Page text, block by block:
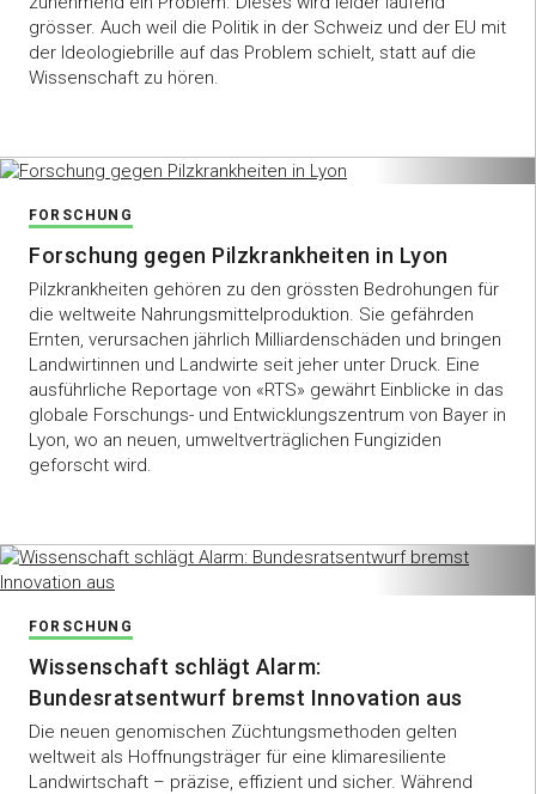
grösser. Auch weil die Politik in der Schweiz und der EU mit
der Ideologiebrille auf das Problem schielt, statt auf die
Wissenschaft zu hören.
FORSCHUNG
Forschung gegen Pilzkrankheiten in Lyon
Pilzkrankheiten gehören zu den grössten Bedrohungen für
die weltweite Nahrungsmittelproduktion. Sie gefährden
Ernten, verursachen jährlich Milliardenschäden und bringen
Landwirtinnen und Landwirte seit jeher unter Druck. Eine
ausführliche Reportage von «RTS» gewährt Einblicke in das
globale Forschungs- und Entwicklungszentrum von Bayer in
Lyon, wo an neuen, umweltverträglichen Fungiziden
geforscht wird.
FORSCHUNG
Wissenschaft schlägt Alarm:
Bundesratsentwurf bremst Innovation aus
Die neuen genomischen Züchtungsmethoden gelten
weltweit als Hoffnungsträger für eine klimaresiliente
Landwirtschaft – präzise, effizient und sicher. Während